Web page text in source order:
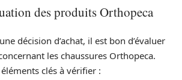
des produits Orthopeca
décision d’achat, il est bon d’évaluer
les chaussures Orthopeca.
clés à vérifier :